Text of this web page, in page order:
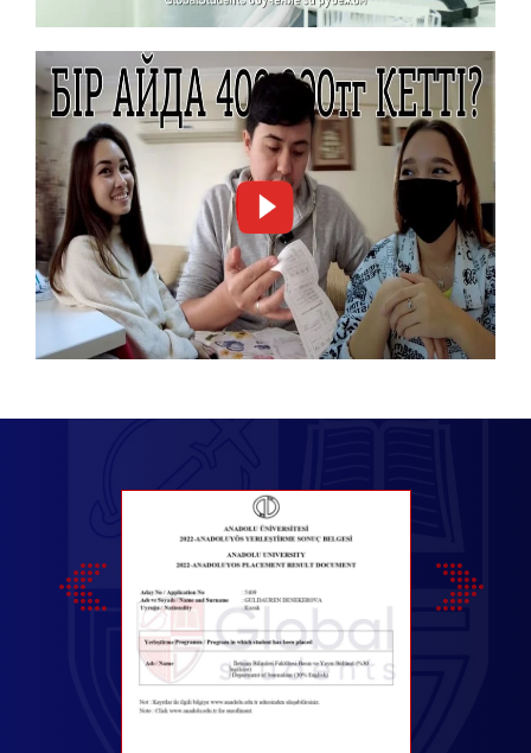
УПРАВЛЕНИЕ
ПРАВО
ПСИХОЛОГИЧЕСКАЯ КОНСУЛЬТАЦИЯ И
РУКОВОДСТВО
РИСУНОК И ЖИВОПИСЬ
РУКОВОДСТВО ТУРИЗМА
РУССКИЙ ЯЗЫК И ЛИТЕРАТУРА (РУССКИЙ)
СКУЛЬПТУРА
СОЦИАЛЬНАЯ СЛУЖБА
СОЦИОЛОГИЯ
СТЕКЛОВЫДУВАНИЕ
СЦЕНИЧЕСКОЕ ИСКУССТВО
ТРУДОВАЯ ЭКОНОМИКА И ПРОМЫШЛЕННЫЕ
ОТНОШЕНИЯ
ФИНАНСЫ И УЧЕТ
ХУДОЖЕСТВЕННАЯ КЕРАМИКА
ЭКОНОМИКА